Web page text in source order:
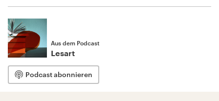
Aus dem Podcast
Lesart
Podcast abonnieren